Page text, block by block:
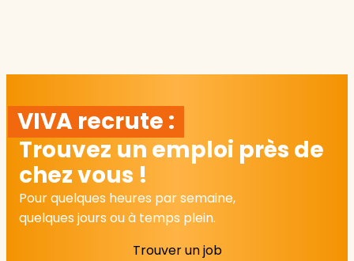
VIVA recrute :
Trouvez un emploi près de
chez vous !
Pour quelques heures par semaine,
quelques jours ou à temps plein.
Trouver un job